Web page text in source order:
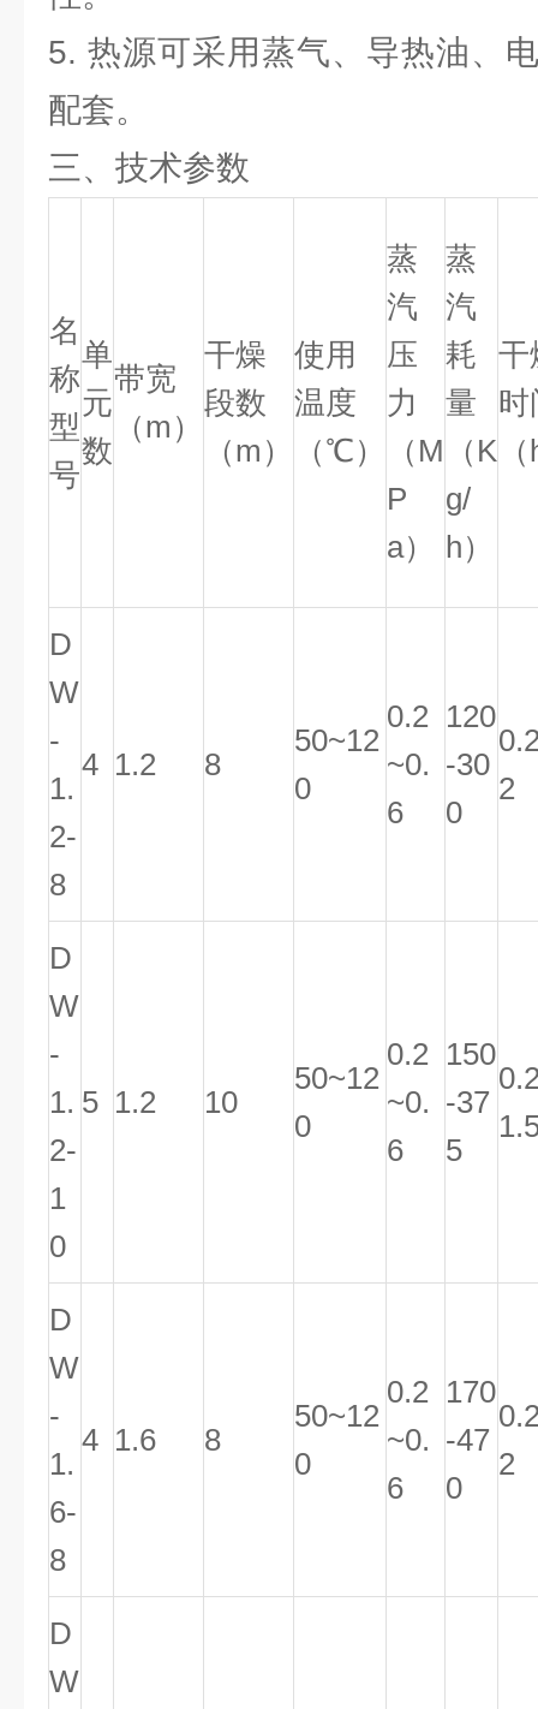
5. 热源可采用蒸气、导热油、
配套。
三、技术参数
名
称
型
号
单
元
数
带宽
（m）
干燥
段数
（m）
使用
温度
（℃）
蒸
汽
压
力
（M
P
a）
蒸
汽
耗
量
（K
g/
h）
干
时
D
W
-
1.
2-
8
4 1.2 8
50~12
0
0.2
~0.
6
120
-30
0
2
D
W
-
1.
2-
1
0
5 1.2 10
50~12
0
0.2
~0.
6
150
-37
5
D
W
-
1.
6-
8
4 1.6 8
50~12
0
0.2
~0.
6
170
-47
0
2
D
W